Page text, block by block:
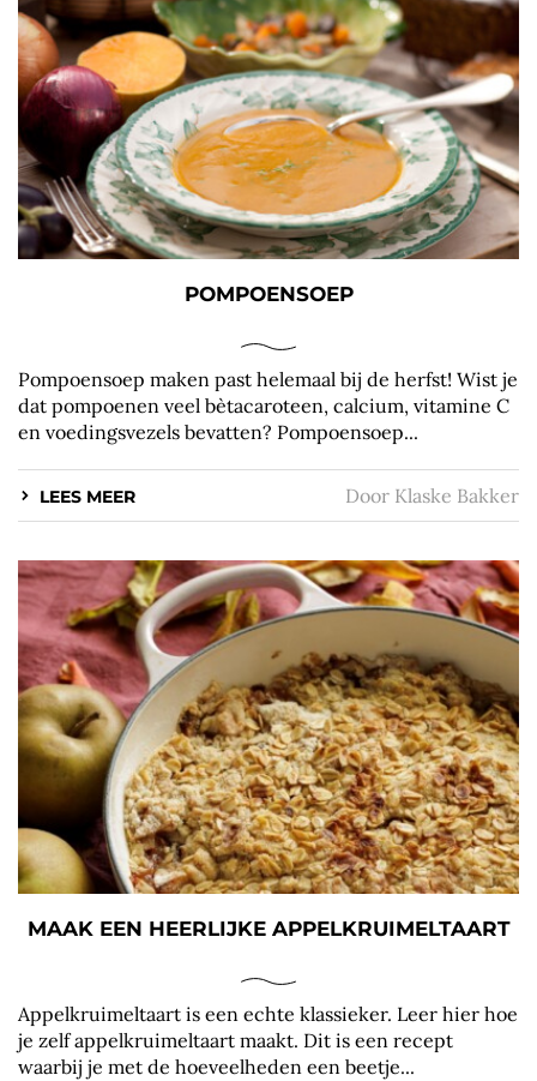
POMPOENSOEP
Pompoensoep maken past helemaal bij de herfst! Wist je
dat pompoenen veel bètacaroteen, calcium, vitamine C
en voedingsvezels bevatten? Pompoensoep...
LEES MEER Door Klaske Bakker
MAAK EEN HEERLIJKE APPELKRUIMELTAART
Appelkruimeltaart is een echte klassieker. Leer hier hoe
je zelf appelkruimeltaart maakt. Dit is een recept
waarbij je met de hoeveelheden een beetje...